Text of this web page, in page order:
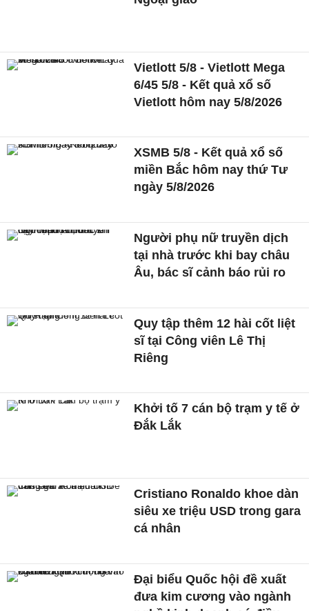
Vietlott 5/8 - Vietlott Mega
6/45 5/8 - Kết quả xổ số
Vietlott hôm nay 5/8/2026
XSMB 5/8 - Kết quả xổ số
miền Bắc hôm nay thứ Tư
ngày 5/8/2026
Người phụ nữ truyền dịch
tại nhà trước khi bay châu
Âu, bác sĩ cảnh báo rủi ro
Quy tập thêm 12 hài cốt liệt
sĩ tại Công viên Lê Thị
Riêng
Khởi tố 7 cán bộ trạm y tế ở
Đắk Lắk
Cristiano Ronaldo khoe dàn
siêu xe triệu USD trong gara
cá nhân
Đại biểu Quốc hội đề xuất
đưa kim cương vào ngành